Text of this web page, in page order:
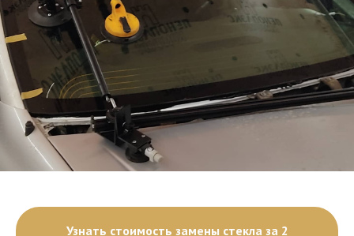
Узнать стоимость замены стекла за 2